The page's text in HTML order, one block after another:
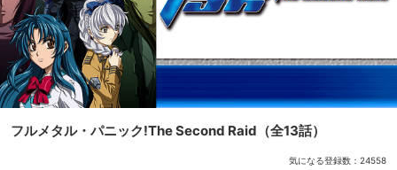
フルメタル・パニック!The Second Raid （全13話）
気になる登録数： 24558